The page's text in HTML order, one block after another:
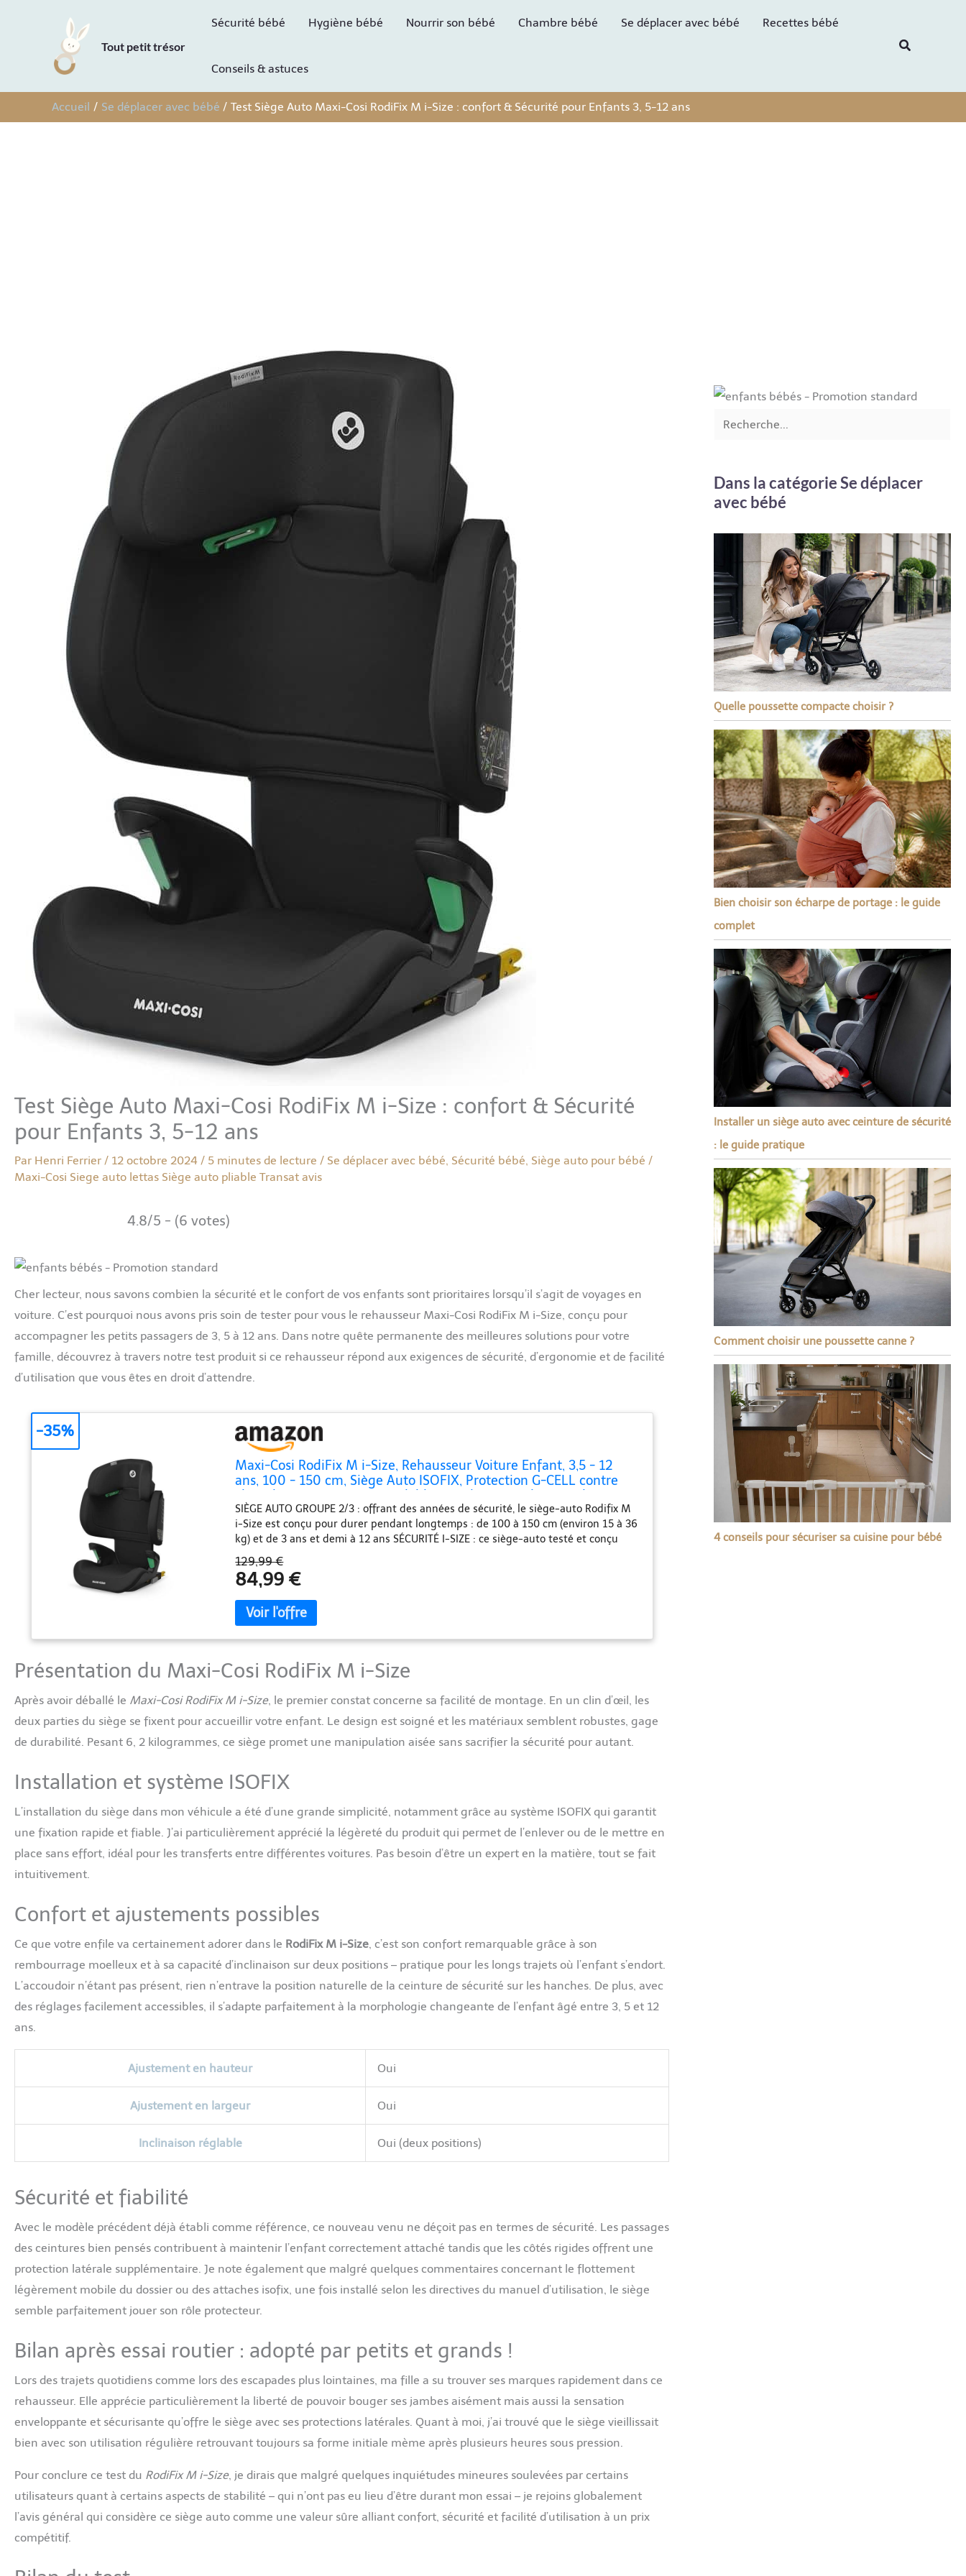
Tout petit trésor
Sécurité bébé Hygiène bébé Nourrir son bébé Chambre bébé Se déplacer avec bébé Recettes bébé
Conseils & astuces
Rechercher
Accueil Se déplacer avec bébé Test Siège Auto Maxi-Cosi RodiFix M i-Size : confort & Sécurité pour Enfants 3, 5-12 ans
Test Siège Auto Maxi-Cosi RodiFix M i-Size : confort & Sécurité
pour Enfants 3, 5-12 ans
Par Henri Ferrier / 12 octobre 2024 / 5 minutes de lecture / Se déplacer avec bébé, Sécurité bébé, Siège auto pour bébé /
Maxi-Cosi Siege auto lettas Siège auto pliable Transat avis
4.8/5 - (6 votes)
Cher lecteur, nous savons combien la sécurité et le confort de vos enfants sont prioritaires lorsqu’il s’agit de voyages en
voiture. C’est pourquoi nous avons pris soin de tester pour vous le rehausseur Maxi-Cosi RodiFix M i-Size, conçu pour
accompagner les petits passagers de 3, 5 à 12 ans. Dans notre quête permanente des meilleures solutions pour votre
famille, découvrez à travers notre test produit si ce rehausseur répond aux exigences de sécurité, d’ergonomie et de facilité
d’utilisation que vous êtes en droit d’attendre.
Maxi-Cosi RodiFix M i-Size, Rehausseur Voiture Enfant, 3,5 - 12
ans, 100 - 150 cm, Siège Auto ISOFIX, Protection G-CELL contre
Black
SIÈGE AUTO GROUPE 2/3 : offrant des années de sécurité, le siège-auto Rodifix M
i-Size est conçu pour durer pendant longtemps : de 100 à 150 cm (environ 15 à 36
kg) et de 3 ans et demi à 12 ans SÉCURITÉ I-SIZE : ce siège-auto testé et conçu
selon les normes de sécurité les plus élevées de l'UE (R129) est équipé de
connecteurs ISOFIX, pour une installation rapide et facile dans la voiture
PROTECTION G-CELL CONTRE LES CHOCS LATÉRAUX : cette sécurité intégrée
contre les chocs latéraux répartit les forces d’impact loin de l'enfant, réduisant
ainsi les blessures à la tête, au cou et aux épaules APPUI-TÊTE RÉGLABLE : ce
siège-auto est réglable en hauteur, pour garantir la sécurité et le confort de votre
enfant : appuyez simplement sur un bouton à l'arrière de l'appui-tête pour le
régler ATTACHE RAPIDE ET FACILE : sans accoudoirs encombrants et gênants,
boucler la ceinture se fait rapidement et sans effort; les enfants autonomes
avec son appui-tête et son dossier réglables et rembourrés, ainsi que son assise
molletonnée, RodiFix M i-Size permet un ajustement toujours confortable de 3
ans et demi à 12 ans TISSUS 100 % RECYCLÉS : la housse du siège-auto est conçue
avec Eco Care : elle est donc composée à 100 % de tissus recyclés. Elle est facile à
129,99 €
84,99 €
-35%
Présentation du Maxi-Cosi RodiFix M i-Size
Après avoir déballé le Maxi-Cosi RodiFix M i-Size, le premier constat concerne sa facilité de montage. En un clin d’œil, les
deux parties du siège se fixent pour accueillir votre enfant. Le design est soigné et les matériaux semblent robustes, gage
de durabilité. Pesant 6, 2 kilogrammes, ce siège promet une manipulation aisée sans sacrifier la sécurité pour autant.
Installation et système ISOFIX
L’installation du siège dans mon véhicule a été d’une grande simplicité, notamment grâce au système ISOFIX qui garantit
une fixation rapide et fiable. J’ai particulièrement apprécié la légèreté du produit qui permet de l’enlever ou de le mettre en
place sans effort, idéal pour les transferts entre différentes voitures. Pas besoin d’être un expert en la matière, tout se fait
intuitivement.
Confort et ajustements possibles
Ce que votre enfile va certainement adorer dans le RodiFix M i-Size, c’est son confort remarquable grâce à son
rembourrage moelleux et à sa capacité d’inclinaison sur deux positions – pratique pour les longs trajets où l’enfant s’endort.
L’accoudoir n’étant pas présent, rien n’entrave la position naturelle de la ceinture de sécurité sur les hanches. De plus, avec
des réglages facilement accessibles, il s’adapte parfaitement à la morphologie changeante de l’enfant âgé entre 3, 5 et 12
ans.
Ajustement en hauteur Oui
Ajustement en largeur Oui
Inclinaison réglable Oui (deux positions)
Sécurité et fiabilité
Avec le modèle précédent déjà établi comme référence, ce nouveau venu ne déçoit pas en termes de sécurité. Les passages
des ceintures bien pensés contribuent à maintenir l’enfant correctement attaché tandis que les côtés rigides offrent une
protection latérale supplémentaire. Je note également que malgré quelques commentaires concernant le flottement
légèrement mobile du dossier ou des attaches isofix, une fois installé selon les directives du manuel d’utilisation, le siège
semble parfaitement jouer son rôle protecteur.
Bilan après essai routier : adopté par petits et grands !
Lors des trajets quotidiens comme lors des escapades plus lointaines, ma fille a su trouver ses marques rapidement dans ce
rehausseur. Elle apprécie particulièrement la liberté de pouvoir bouger ses jambes aisément mais aussi la sensation
enveloppante et sécurisante qu’offre le siège avec ses protections latérales. Quant à moi, j’ai trouvé que le siège vieillissait
bien avec son utilisation régulière retrouvant toujours sa forme initiale mème après plusieurs heures sous pression.
Pour conclure ce test du RodiFix M i-Size, je dirais que malgré quelques inquiétudes mineures soulevées par certains
utilisateurs quant à certains aspects de stabilité – qui n’ont pas eu lieu d’être durant mon essai – je rejoins globalement
l’avis général qui considère ce siège auto comme une valeur sûre alliant confort, sécurité et facilité d’utilisation à un prix
compétitif.
r
Dans la catégorie Se déplacer
avec bébé
Quelle poussette compacte choisir ?
Bien choisir son écharpe de portage : le guide
complet
Installer un siège auto avec ceinture de sécurité
: le guide pratique
Comment choisir une poussette canne ?
4 conseils pour sécuriser sa cuisine pour bébé